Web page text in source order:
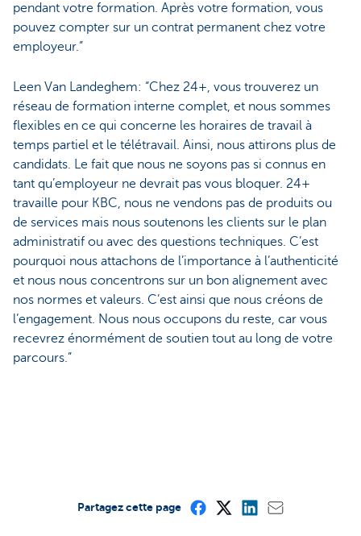
pendant votre formation. Après votre formation, vous
pouvez compter sur un contrat permanent chez votre
employeur.”
Leen Van Landeghem: “Chez 24+, vous trouverez un
réseau de formation interne complet, et nous sommes
flexibles en ce qui concerne les horaires de travail à
temps partiel et le télétravail. Ainsi, nous attirons plus de
candidats. Le fait que nous ne soyons pas si connus en
tant qu’employeur ne devrait pas vous bloquer. 24+
travaille pour KBC, nous ne vendons pas de produits ou
de services mais nous soutenons les clients sur le plan
administratif ou avec des questions techniques. C’est
pourquoi nous attachons de l’importance à l’authenticité
et nous nous concentrons sur un bon alignement avec
nos normes et valeurs. C’est ainsi que nous créons de
l’engagement. Nous nous occupons du reste, car vous
recevrez énormément de soutien tout au long de votre
parcours.”
Partagez cette page